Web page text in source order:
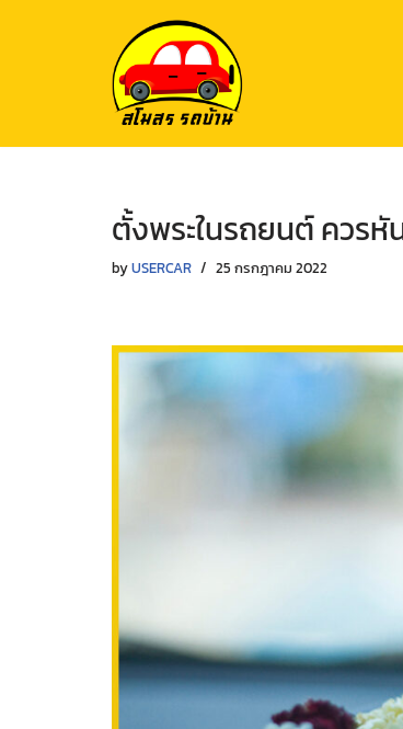
ตั้งพระในรถยนต์ ควรหั
byUSERCAR 25 กรกฎาคม 2022